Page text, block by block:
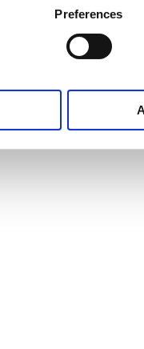
Preferences
in einerLego-